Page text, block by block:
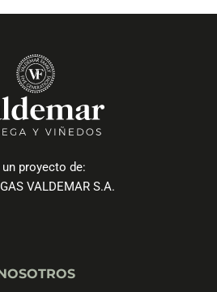
un proyecto de:
VALDEMAR S.A.